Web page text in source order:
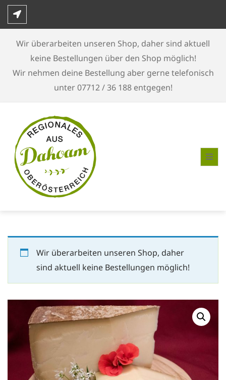
Skip
Wir überarbeiten unseren Shop, daher sind aktuell
keine Bestellungen über den Shop möglich!
Wir nehmen deine Bestellung aber gerne telefonisch
unter 07712 / 36 188 entgegen!
Wir überarbeiten unseren Shop, daher
sind aktuell keine Bestellungen möglich!